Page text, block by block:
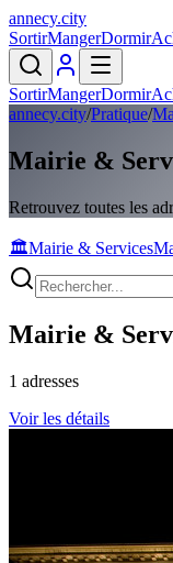
annecy.city
SortirMangerDormir
SortirMangerDormir
annecy.city/Pratique/
Mairie &
Retrouvez toutes les
🏛️Mairie & Services
Mairie &
1 adresses
Voir les détails